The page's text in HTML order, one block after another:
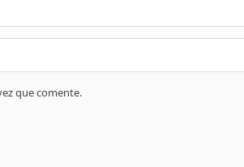
que comente.